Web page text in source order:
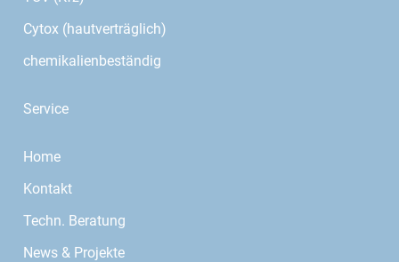
Cytox (hautverträglich)
chemikalienbeständig
Service
Home
Kontakt
Techn. Beratung
News & Projekte